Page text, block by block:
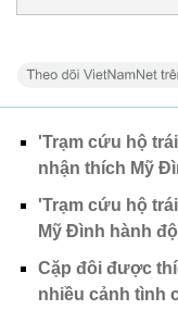
'Trạm cứu hộ
nhận thích Mỹ
'Trạm cứu hộ
Mỹ Đình hành
Cặp đôi được
nhiều cảnh tình